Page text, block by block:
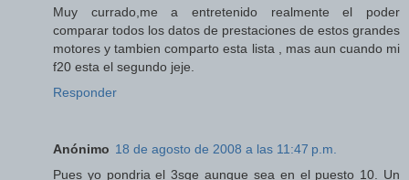
Muy currado,me a entretenido realmente el poder
comparar todos los datos de prestaciones de estos grandes
motores y tambien comparto esta lista , mas aun cuando mi
f20 esta el segundo jeje.
Responder
Anónimo 18 de agosto de 2008 a las 11:47 p.m.
Pues yo pondria el 3sge aunque sea en el puesto 10. Un